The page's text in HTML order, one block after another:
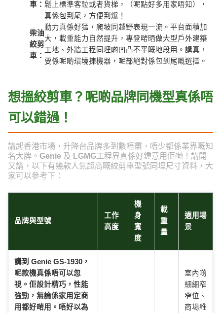
車： 鬆上標準客𨋢或者貨梯，（呢點好多用家唔知），
真係包到尾，方便到爆！
柴油
絞剪
車：
動力真係好猛，爬坡同越野表現一流。平台面積加
大，載重能力自然提升，專登啱晒做大型戶外建築
工地、外牆工程同埋啲凹凸不平嘅地段用。講真，
要係呢啲環境揀機器，呢部絕對係包到尾嘅選擇。
想搵絞剪車？呢啲品牌同機型真係唔
可以錯過！
講起香港市場，升降台品牌多到數唔盡，唔少都係業界嘅知
名大牌。 Genie 及 LGMG工程界真係好鍾意用佢哋！講開
又講，以下有幾款人氣超高嘅絞剪車型號同埋尺寸資料，大
家可以參考下：
品牌與型號
工作
高度
機
身
寬
度
載
重
量
適用場
景
講到 Genie GS-1930，
呢款機真係唔可以忽
視。佢設計精巧，性能
強勁，無論係家用定商
用都好啱用。唔好以為
室內啲
細細窄
窄位、
商場維